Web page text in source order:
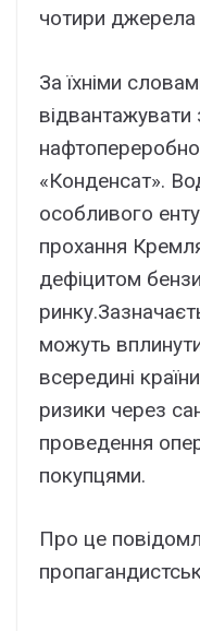
чотири джерела
За їхніми
«Конденсат».
особливого
прохання
дефіцитом
можуть
всередині
ризики через
проведення
покупцями.
Про це